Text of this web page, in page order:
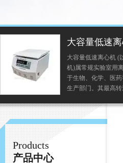
常州易晨仪器制造有限公司
首
大容量低速
大容量低速离心机 (
机)属常规实验室用
于生物、化学、医
生产部门。其最高转
大质点等。
Products
产品中心